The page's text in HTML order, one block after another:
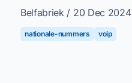
Belfabriek / 20 Dec 2024
nationale-nummers voip